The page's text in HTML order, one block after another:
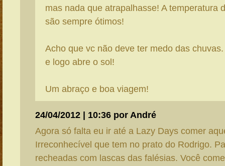
mas nada que atrapalhasse! A temperatura
são sempre ótimos!
Acho que vc não deve ter medo das
e logo abre o sol!
Um abraço e boa viagem!
24/04/2012 | 10:36 por André
Agora só falta eu ir até a Lazy Days comer
Irreconhecível que tem no prato do Rodrigo.
recheadas com lascas das falésias. Você